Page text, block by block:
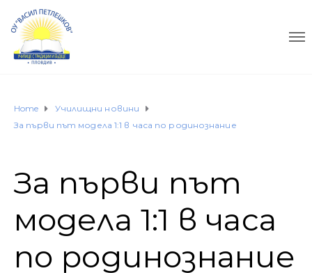
Home
Училищни новини
За първи път модела 1:1 в часа по родинознание
За първи път
модела 1:1 в часа
по родинознание